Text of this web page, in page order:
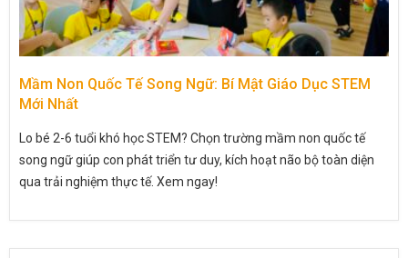
Mầm Non Quốc Tế Song Ngữ: Bí Mật Giáo Dục STEM
Mới Nhất
Lo bé 2-6 tuổi khó học STEM? Chọn trường mầm non quốc tế
song ngữ giúp con phát triển tư duy, kích hoạt não bộ toàn diện
qua trải nghiệm thực tế. Xem ngay!